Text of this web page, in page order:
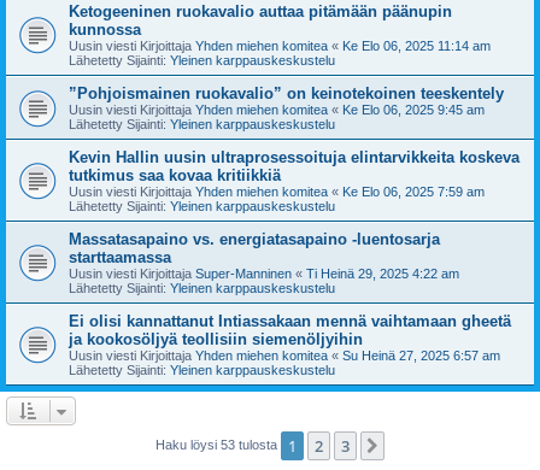
Ketogeeninen ruokavalio auttaa pitämään päänupin
kunnossa
Uusin viesti Kirjoittaja Yhden miehen komitea « Ke Elo 06, 2025 11:14 am
Lähetetty Sijainti: Yleinen karppauskeskustelu
”Pohjoismainen ruokavalio” on keinotekoinen teeskentely
Uusin viesti Kirjoittaja Yhden miehen komitea « Ke Elo 06, 2025 9:45 am
Lähetetty Sijainti: Yleinen karppauskeskustelu
Kevin Hallin uusin ultraprosessoituja elintarvikkeita koskeva
tutkimus saa kovaa kritiikkiä
Uusin viesti Kirjoittaja Yhden miehen komitea « Ke Elo 06, 2025 7:59 am
Lähetetty Sijainti: Yleinen karppauskeskustelu
Massatasapaino vs. energiatasapaino -luentosarja
starttaamassa
Uusin viesti Kirjoittaja Super-Manninen « Ti Heinä 29, 2025 4:22 am
Lähetetty Sijainti: Yleinen karppauskeskustelu
Ei olisi kannattanut Intiassakaan mennä vaihtamaan gheetä
ja kookosöljyä teollisiin siemenöljyihin
Uusin viesti Kirjoittaja Yhden miehen komitea « Su Heinä 27, 2025 6:57 am
Lähetetty Sijainti: Yleinen karppauskeskustelu
Haku löysi 53 tulosta 1 2 3